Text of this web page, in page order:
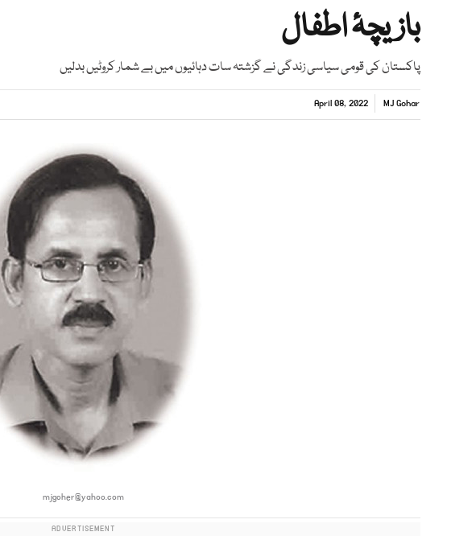
بازیچۂ اطفال
پاکستان کی قومی سیاسی زندگی نے گزشتہ سات دہائیوں میں بے شمار کروٹیں بدلیں
MJ Gohar
April 08, 2022
mjgoher@yahoo.com